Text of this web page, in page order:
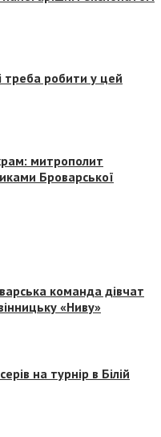
робити у цей
митрополит
Броварської
команда дівчат
«Ниву»
на турнір в Білій